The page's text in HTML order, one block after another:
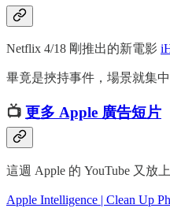
Netflix 4/18 剛推出的新電影
畢竟是挾持事件，場景就集
📺 更多 Apple 廣告短片
這週 Apple 的 YouTube 又放
Apple Intelligence | Clean Up